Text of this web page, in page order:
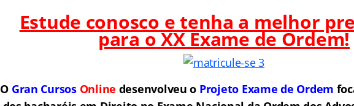
Estude conosco e tenha a melhor
para oXX Exame de Ordem!
O Gran Cursos Online desenvolveu o Projeto Exame de Ordem fo